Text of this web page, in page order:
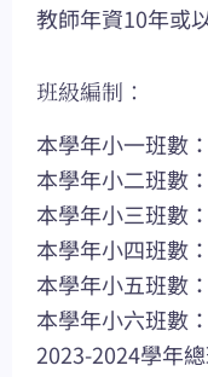
教師年資10年或
班級編制：
本學年小一班數
本學年小二班數
本學年小三班數
本學年小四班數
本學年小五班數
本學年小六班數
2023-2024學年